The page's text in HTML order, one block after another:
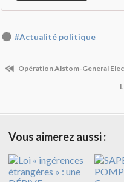
#Actualité politique
Opération Alstom-General
Vous aimerez aussi :